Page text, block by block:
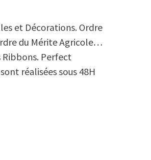
et Décorations. Ordre
du Mérite Agricole…
Ribbons. Perfect
réalisées sous 48H